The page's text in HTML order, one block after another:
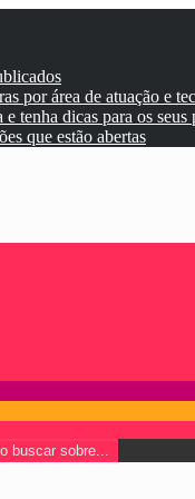
por área de atuação e
tenha dicas para os seus
que estão abertas
buscar sobre...